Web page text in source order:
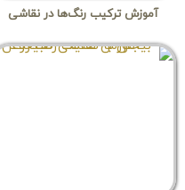
آموزش ترکیب رنگ‌ها در نقاشی